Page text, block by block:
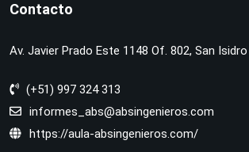
Contacto
Av. Javier Prado Este 1148 Of. 802, San
(+51) 997 324 313
informes_abs@absingenieros.com
https://aula-absingenieros.com/